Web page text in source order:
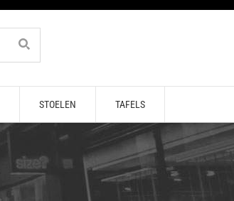
STOELEN TAFELS